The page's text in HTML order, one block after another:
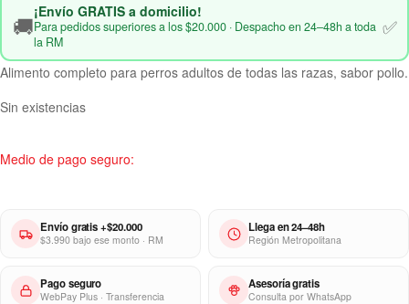
🚚
¡Envío GRATIS a domicilio!
Para pedidos superiores a los $20.000 · Despacho en 24–48h a toda
la RM
✅
Alimento completo para perros adultos de todas las razas, sabor pollo.
Sin existencias
Medio de pago seguro:
Envío gratis +$20.000
$3.990 bajo ese monto · RM
Llega en 24–48h
Región Metropolitana
Pago seguro
WebPay Plus · Transferencia
Asesoría gratis
Consulta por WhatsApp